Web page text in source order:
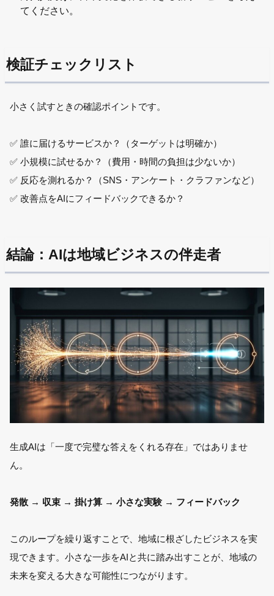
てください。
検証チェックリスト
小さく試すときの確認ポイントです。
✅ 誰に届けるサービスか？（ターゲットは明確か）
✅ 小規模に試せるか？（費用・時間の負担は少ないか）
✅ 反応を測れるか？（SNS・アンケート・クラファンなど）
✅ 改善点をAIにフィードバックできるか？
結論：AIは地域ビジネスの伴走者
生成AIは「一度で完璧な答えをくれる存在」ではありませ
ん。
発散 → 収束 → 掛け算 → 小さな実験 → フィードバック
このループを繰り返すことで、地域に根ざしたビジネスを実
現できます。小さな一歩をAIと共に踏み出すことが、地域の
未来を変える大きな可能性につながります。